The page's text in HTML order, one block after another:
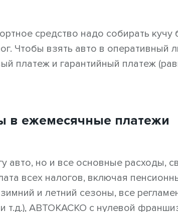
средство надо собирать кучу
Чтобы взять авто в оперативный
платеж и гарантийный платеж
в ежемесячные платежи
авто, но и все основные расходы,
всех налогов, включая
и летний сезоны, все
т.д.), АВТОКАСКО с нулевой